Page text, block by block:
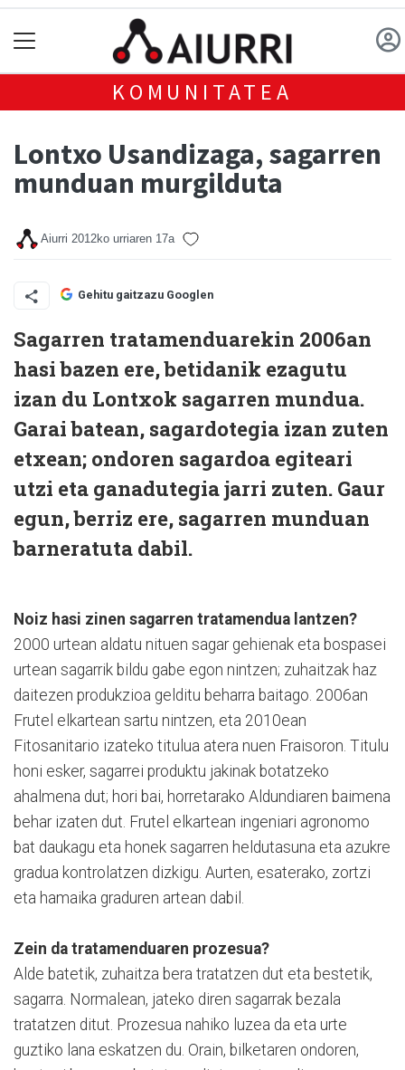
KOMUNITATEA
Lontxo Usandizaga, sagarren
munduan murgilduta
Aiurri 2012ko urriaren 17a
Gehitu gaitzazu Googlen
Sagarren tratamenduarekin 2006an
hasi bazen ere, betidanik ezagutu
izan du Lontxok sagarren mundua.
Garai batean, sagardotegia izan zuten
etxean; ondoren sagardoa egiteari
utzi eta ganadutegia jarri zuten. Gaur
egun, berriz ere, sagarren munduan
barneratuta dabil.
Noiz hasi zinen sagarren tratamendua lantzen?
2000 urtean aldatu nituen sagar gehienak eta bospasei
urtean sagarrik bildu gabe egon nintzen; zuhaitzak haz
daitezen produkzioa gelditu beharra baitago. 2006an
Frutel elkartean sartu nintzen, eta 2010ean
Fitosanitario izateko titulua atera nuen Fraisoron. Titulu
honi esker, sagarrei produktu jakinak botatzeko
ahalmena dut; hori bai, horretarako Aldundiaren baimena
behar izaten dut. Frutel elkartean ingeniari agronomo
bat daukagu eta honek sagarren heldutasuna eta azukre
gradua kontrolatzen dizkigu. Aurten, esaterako, zortzi
eta hamaika graduren artean dabil.
Zein da tratamenduaren prozesua?
Alde batetik, zuhaitza bera tratatzen dut eta bestetik,
sagarra. Normalean, jateko diren sagarrak bezala
tratatzen ditut. Prozesua nahiko luzea da eta urte
guztiko lana eskatzen du. Orain, bilketaren ondoren,